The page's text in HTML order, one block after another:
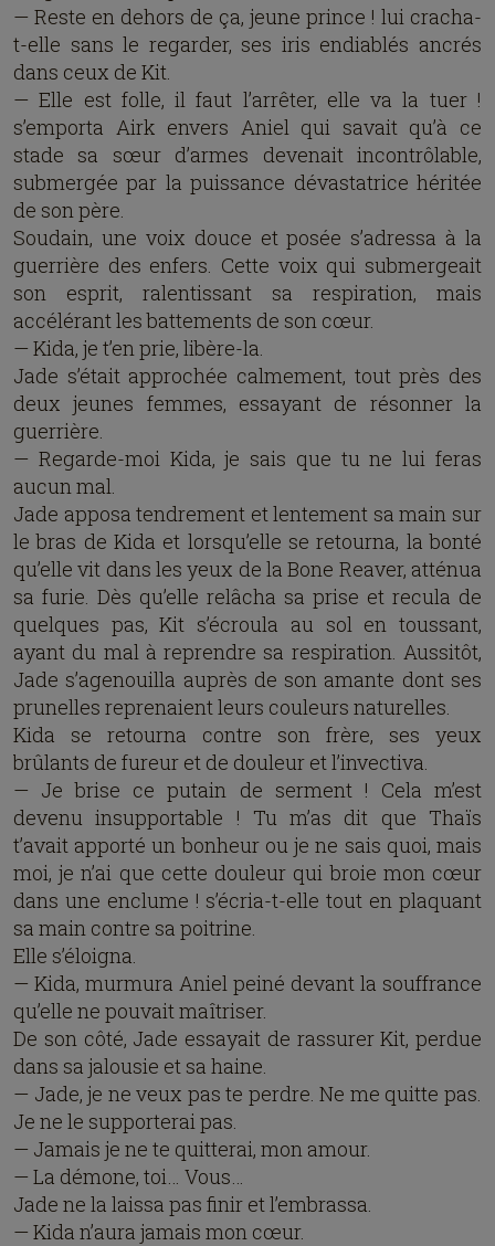
— Reste en dehors de ça, jeune prince ! lui cracha-
t-elle sans le regarder, ses iris endiablés ancrés
dans ceux de Kit.
— Elle est folle, il faut l’arrêter, elle va la tuer !
s’emporta Airk envers Aniel qui savait qu’à ce
stade sa sœur d’armes devenait incontrôlable,
submergée par la puissance dévastatrice héritée
de son père.
Soudain, une voix douce et posée s’adressa à la
guerrière des enfers. Cette voix qui submergeait
son esprit, ralentissant sa respiration, mais
accélérant les battements de son cœur.
— Kida, je t’en prie, libère-la.
Jade s’était approchée calmement, tout près des
deux jeunes femmes, essayant de résonner la
guerrière.
— Regarde-moi Kida, je sais que tu ne lui feras
aucun mal.
Jade apposa tendrement et lentement sa main sur
le bras de Kida et lorsqu’elle se retourna, la bonté
qu’elle vit dans les yeux de la Bone Reaver, atténua
sa furie. Dès qu’elle relâcha sa prise et recula de
quelques pas, Kit s’écroula au sol en toussant,
ayant du mal à reprendre sa respiration. Aussitôt,
Jade s’agenouilla auprès de son amante dont ses
prunelles reprenaient leurs couleurs naturelles.
Kida se retourna contre son frère, ses yeux
brûlants de fureur et de douleur et l’invectiva.
— Je brise ce putain de serment ! Cela m’est
devenu insupportable ! Tu m’as dit que Thaïs
t’avait apporté un bonheur ou je ne sais quoi, mais
moi, je n’ai que cette douleur qui broie mon cœur
dans une enclume ! s’écria-t-elle tout en plaquant
sa main contre sa poitrine.
Elle s’éloigna.
— Kida, murmura Aniel peiné devant la souffrance
qu’elle ne pouvait maîtriser.
De son côté, Jade essayait de rassurer Kit, perdue
dans sa jalousie et sa haine.
— Jade, je ne veux pas te perdre. Ne me quitte pas.
Je ne le supporterai pas.
— Jamais je ne te quitterai, mon amour.
— La démone, toi… Vous…
Jade ne la laissa pas finir et l’embrassa.
— Kida n’aura jamais mon cœur.